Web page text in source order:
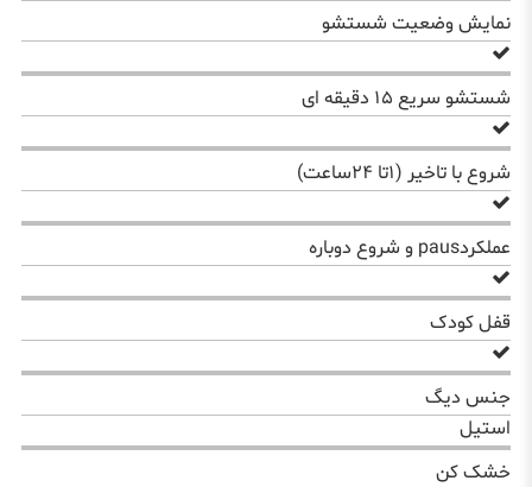
نمایش وضعیت شستشو
شستشو سریع ۱۵ دقیقه ای
شروع با تاخیر (۱تا ۲۴ساعت)
عملکردpaus و شروع دوباره
قفل کودک
جنس دیگ
استیل
خشک کن